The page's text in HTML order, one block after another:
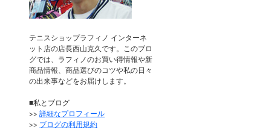
テニスショップラフィノ インターネ
ット店の店長西山克久です。このブロ
グでは、ラフィノのお買い得情報や新
商品情報、商品選びのコツや私の日々
の出来事などをお届けします。
■私とブログ
>>詳細なプロフィール
>> ブログの利用規約